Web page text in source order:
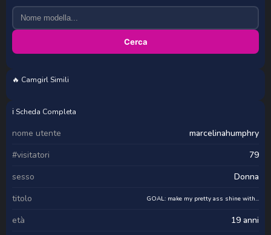
Cerca
🔥 Camgirl Simili
ℹ️ Scheda Completa
nome utente
marcelinahumphry
#visitatori
79
sesso
Donna
titolo
GOAL: make my pretty ass shine with...
età
19 anni